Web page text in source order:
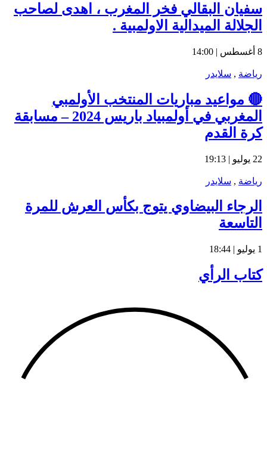
سفيان البقالي فخر المغرب ، اهدى لصاحب
الجلالة الميدالية الاولمبية .
8 أغسطس | 14:00
رياضة , سلايدر
🔴 مواعيد مباريات المنتخب الأولمبي
المغربي في أولمبياد باريس 2024 – مسابقة
كرة القدم
22 يوليو | 19:13
رياضة , سلايدر
الرجاء البيضاوي يتوج بكأس العرش للمرة
التاسعة
1 يوليو | 18:44
كتاب الرأي